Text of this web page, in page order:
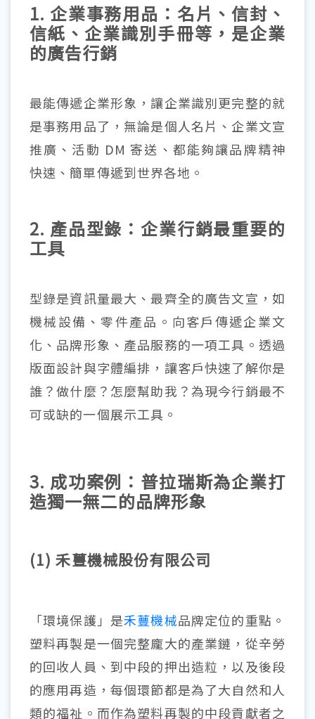
1.企業事務用品 ：名片、信封、
信紙、企業識別手冊等，是企業
的廣告行銷
最能傳遞企業形象，讓企業識別更完整的就
是事務用品了，無論是個人名片、企業文宣
推廣、活動 DM 寄送、都能夠讓品牌精神
快速、簡單傳遞到世界各地。
2. 產品型錄 ：企業行銷最重要的
工具
型錄是資訊量最大、最齊全的廣告文宣，如
機械設備、零件產品。向客戶傳遞企業文
化、品牌形象、產品服務的一項工具。透過
版面設計與字體編排，讓客戶快速了解你是
誰？做什麼？怎麼幫助我？為現今行銷最不
可或缺的一個展示工具。
3. 成功案例 ：普拉瑞斯為企業打
造獨一無二的品牌形象
(1) 禾蘴機械股份有限公司
「環境保護」是禾蘴機械品牌定位的重點。
塑料再製是一個完整龐大的產業鏈，從辛勞
的回收人員、到中段的押出造粒，以及後段
的應用再造，每個環節都是為了大自然和人
類的福祉。而作為塑料再製的中段貢獻者之